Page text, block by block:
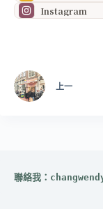
Instagram
上一
聯絡我：